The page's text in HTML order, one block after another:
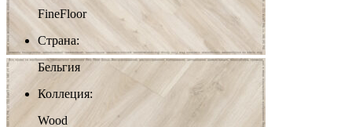
FineFloor
Страна:
Бельгия
Коллеция:
Wood